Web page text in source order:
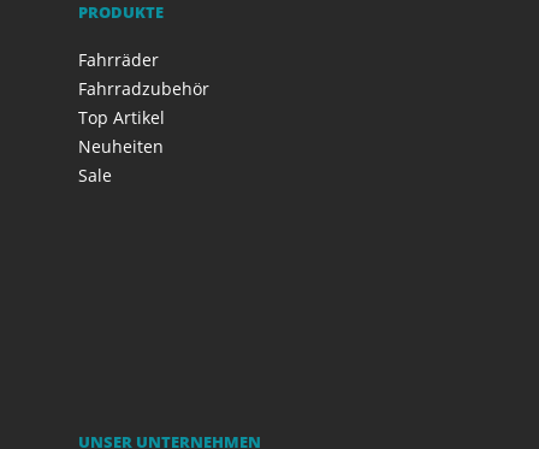
PRODUKTE
Fahrräder
Fahrradzubehör
Top Artikel
Neuheiten
Sale
UNSER UNTERNEHMEN